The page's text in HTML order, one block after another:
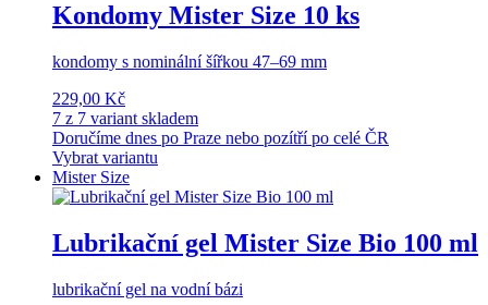
Kondomy Mister Size 10 ks
kondomy s nominální šířkou 47–69 mm
229,00 Kč
7 z 7 variant skladem
Doručíme dnes po Praze nebo pozítří po celé ČR
Vybrat variantu
Mister Size
Lubrikační gel Mister Size Bio 100 ml
lubrikační gel na vodní bázi